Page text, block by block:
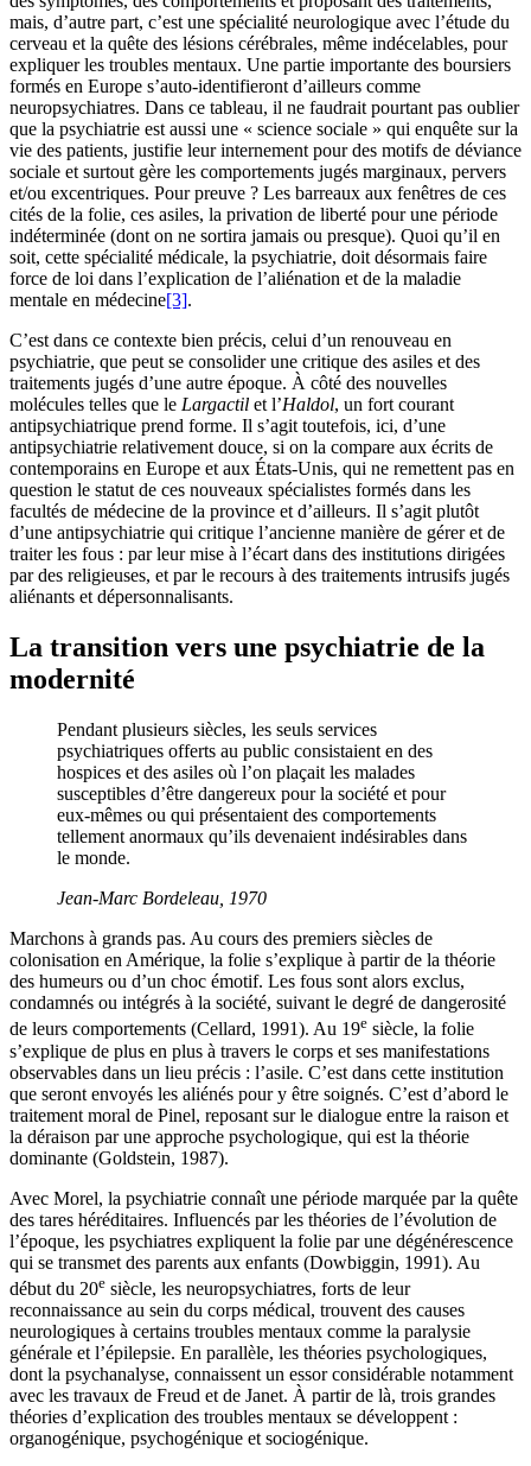
mais, d’autre part, c’est une spécialité neurologique avec l’étude du
cerveau et la quête des lésions cérébrales, même indécelables, pour
expliquer les troubles mentaux. Une partie importante des boursiers
formés en Europe s’auto-identifieront d’ailleurs comme
neuropsychiatres. Dans ce tableau, il ne faudrait pourtant pas oublier
que la psychiatrie est aussi une « science sociale » qui enquête sur la
vie des patients, justifie leur internement pour des motifs de déviance
sociale et surtout gère les comportements jugés marginaux, pervers
et/ou excentriques. Pour preuve ? Les barreaux aux fenêtres de ces
cités de la folie, ces asiles, la privation de liberté pour une période
indéterminée (dont on ne sortira jamais ou presque). Quoi qu’il en
soit, cette spécialité médicale, la psychiatrie, doit désormais faire
force de loi dans l’explication de l’aliénation et de la maladie
mentale en médecine[3].
C’est dans ce contexte bien précis, celui d’un renouveau en
psychiatrie, que peut se consolider une critique des asiles et des
traitements jugés d’une autre époque. À côté des nouvelles
molécules telles que le Largactil et l’Haldol, un fort courant
antipsychiatrique prend forme. Il s’agit toutefois, ici, d’une
antipsychiatrie relativement douce, si on la compare aux écrits de
contemporains en Europe et aux États-Unis, qui ne remettent pas en
question le statut de ces nouveaux spécialistes formés dans les
facultés de médecine de la province et d’ailleurs. Il s’agit plutôt
d’une antipsychiatrie qui critique l’ancienne manière de gérer et de
traiter les fous : par leur mise à l’écart dans des institutions dirigées
par des religieuses, et par le recours à des traitements intrusifs jugés
aliénants et dépersonnalisants.
La transition vers une psychiatrie de la
modernité
Pendant plusieurs siècles, les seuls services
psychiatriques offerts au public consistaient en des
hospices et des asiles où l’on plaçait les malades
susceptibles d’être dangereux pour la société et pour
eux-mêmes ou qui présentaient des comportements
tellement anormaux qu’ils devenaient indésirables dans
le monde.
Jean-Marc Bordeleau, 1970
Marchons à grands pas. Au cours des premiers siècles de
colonisation en Amérique, la folie s’explique à partir de la théorie
des humeurs ou d’un choc émotif. Les fous sont alors exclus,
condamnés ou intégrés à la société, suivant le degré de dangerosité
de leurs comportements (Cellard, 1991). Au 19e siècle, la folie
s’explique de plus en plus à travers le corps et ses manifestations
observables dans un lieu précis : l’asile. C’est dans cette institution
que seront envoyés les aliénés pour y être soignés. C’est d’abord le
traitement moral de Pinel, reposant sur le dialogue entre la raison et
la déraison par une approche psychologique, qui est la théorie
dominante (Goldstein, 1987).
Avec Morel, la psychiatrie connaît une période marquée par la quête
des tares héréditaires. Influencés par les théories de l’évolution de
l’époque, les psychiatres expliquent la folie par une dégénérescence
qui se transmet des parents aux enfants (Dowbiggin, 1991). Au
début du 20e siècle, les neuropsychiatres, forts de leur
reconnaissance au sein du corps médical, trouvent des causes
neurologiques à certains troubles mentaux comme la paralysie
générale et l’épilepsie. En parallèle, les théories psychologiques,
dont la psychanalyse, connaissent un essor considérable notamment
avec les travaux de Freud et de Janet. À partir de là, trois grandes
théories d’explication des troubles mentaux se développent :
organogénique, psychogénique et sociogénique.